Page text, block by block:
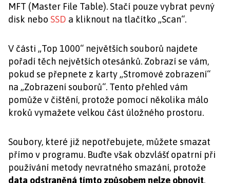
MFT (Master File Table). Stačí pouze vybrat pevný
disk nebo SSD a kliknout na tlačítko „Scan“.
V části „Top 1000“ největších souborů najdete
pořadí těch největších otesánků. Zobrazí se vám,
pokud se přepnete z karty „Stromové zobrazení“
na „Zobrazení souborů“. Tento přehled vám
pomůže v čištění, protože pomocí několika málo
kroků vymažete velkou část úložného prostoru.
Soubory, které již nepotřebujete, můžete smazat
přímo v programu. Buďte však obzvlášť opatrní při
používání metody nevratného smazání, protože
data odstraněná tímto způsobem nelze obnovit.